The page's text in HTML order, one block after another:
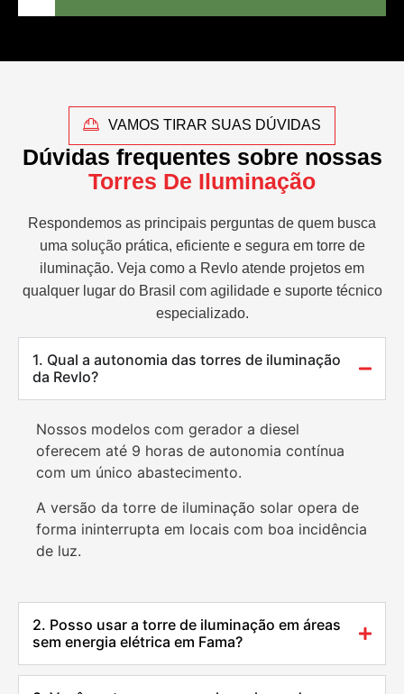
VAMOS TIRAR SUAS DÚVIDAS
Dúvidas frequentes sobre nossas
Torres De Iluminação
Respondemos as principais perguntas de quem busca
uma solução prática, eficiente e segura em torre de
iluminação. Veja como a Revlo atende projetos em
qualquer lugar do Brasil com agilidade e suporte técnico
especializado.
1. Qual a autonomia das torres de iluminação
da Revlo?
Nossos modelos com gerador a diesel
oferecem até 9 horas de autonomia contínua
com um único abastecimento.
A versão da torre de iluminação solar opera de
forma ininterrupta em locais com boa incidência
de luz.
2. Posso usar a torre de iluminação em áreas
sem energia elétrica em Fama?